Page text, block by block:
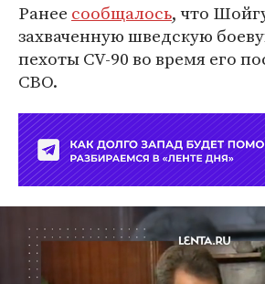
Ранее сообщалось, что
захваченную шведскую
пехоты СV-90 во время его
СВО.